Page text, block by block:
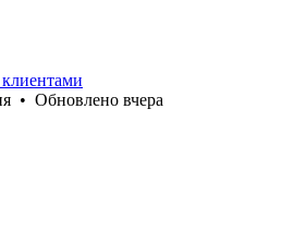
• Обновлено вчера